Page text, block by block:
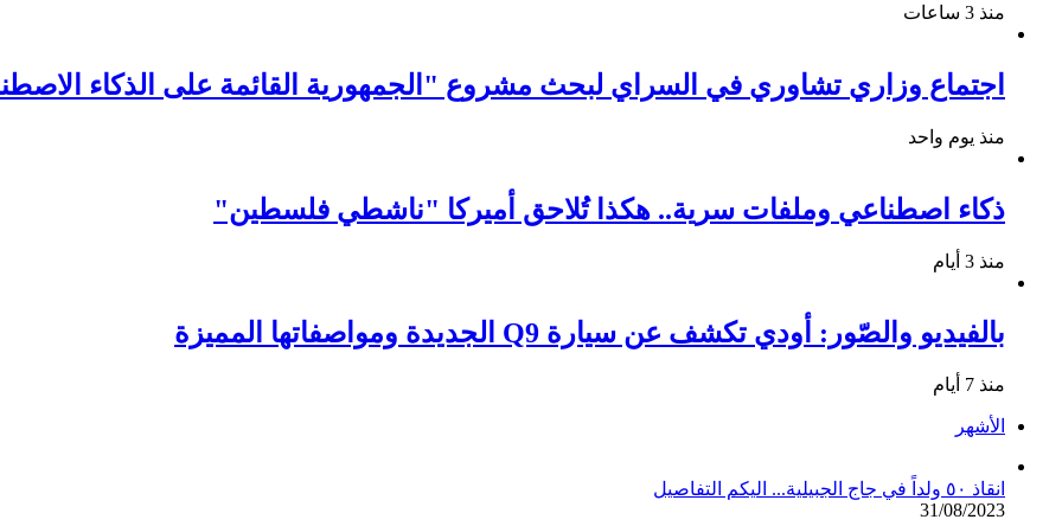
منذ 3 ساعات
اجتماع وزاري تشاوري في السراي لبحث مشروع "الجمهورية القائمة على الذكاء
منذ يوم واحد
ذكاء اصطناعي وملفات سرية.. هكذا تُلاحق أميركا "ناشطي فلسطين"
منذ 3 أيام
بالفيديو والصّور: أودي تكشف عن سيارة Q9 الجديدة ومواصفاتها المميزة
منذ 7 أيام
الأشهر
انقاذ ٥٠ ولداً في جاج الجبيلية... اليكم التفاصيل
31/08/2023